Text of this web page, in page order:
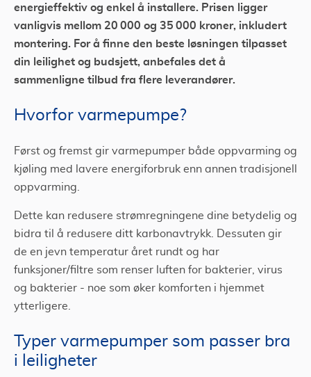
energieffektiv og enkel å installere. Prisen ligger
vanligvis mellom 20 000 og 35 000 kroner, inkludert
montering. For å finne den beste løsningen tilpasset
din leilighet og budsjett, anbefales det å
sammenligne tilbud fra flere leverandører.
Hvorfor varmepumpe?
Først og fremst gir varmepumper både oppvarming og
kjøling med lavere energiforbruk enn annen tradisjonell
oppvarming.
Dette kan redusere strømregningene dine betydelig og
bidra til å redusere ditt karbonavtrykk. Dessuten gir
de en jevn temperatur året rundt og har
funksjoner/filtre som renser luften for bakterier, virus
og bakterier - noe som øker komforten i hjemmet
ytterligere.
Typer varmepumper som passer bra
i leiligheter